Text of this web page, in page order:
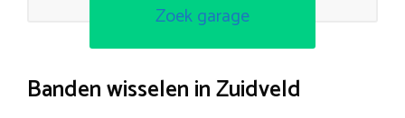
Zoek garage
Banden wisselen in Zuidveld